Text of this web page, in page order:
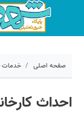
صفحه اصلی
احداث